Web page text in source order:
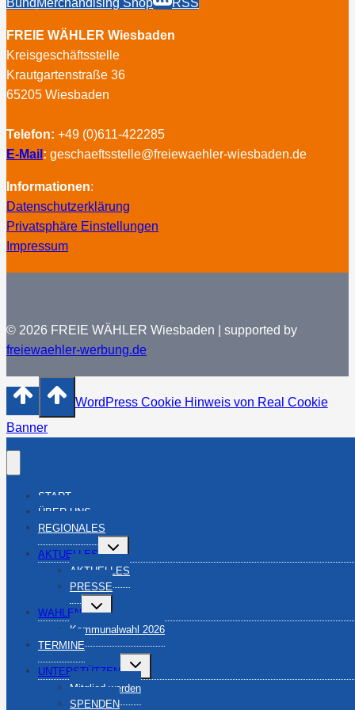
FREIE WÄHLER Wiesbaden
Kreisgeschäftsstelle
Krautgartenstraße 36
65205 Wiesbaden
Telefon: +49 (0)611-422285
E-Mail : geschaeftsstelle@freiewaehler-wiesbaden.de
Informationen:
Datenschutzerklärung
Privatsphäre Einstellungen
Impressum
© 2026 FREIE WÄHLER Wiesbaden | supported by
freiewaehler-werbung.de
WordPress Cookie Hinweis von Real Cookie
Banner
START
ÜBER UNS
REGIONALES
AKTUELLES
Untermenü
umschalten
AKTUELLES
PRESSE
WAHLEN
Untermenü
umschalten
Kommunalwahl 2026
TERMINE
UNTERSTÜTZEN
Untermenü
umschalten
Mitglied werden
SPENDEN